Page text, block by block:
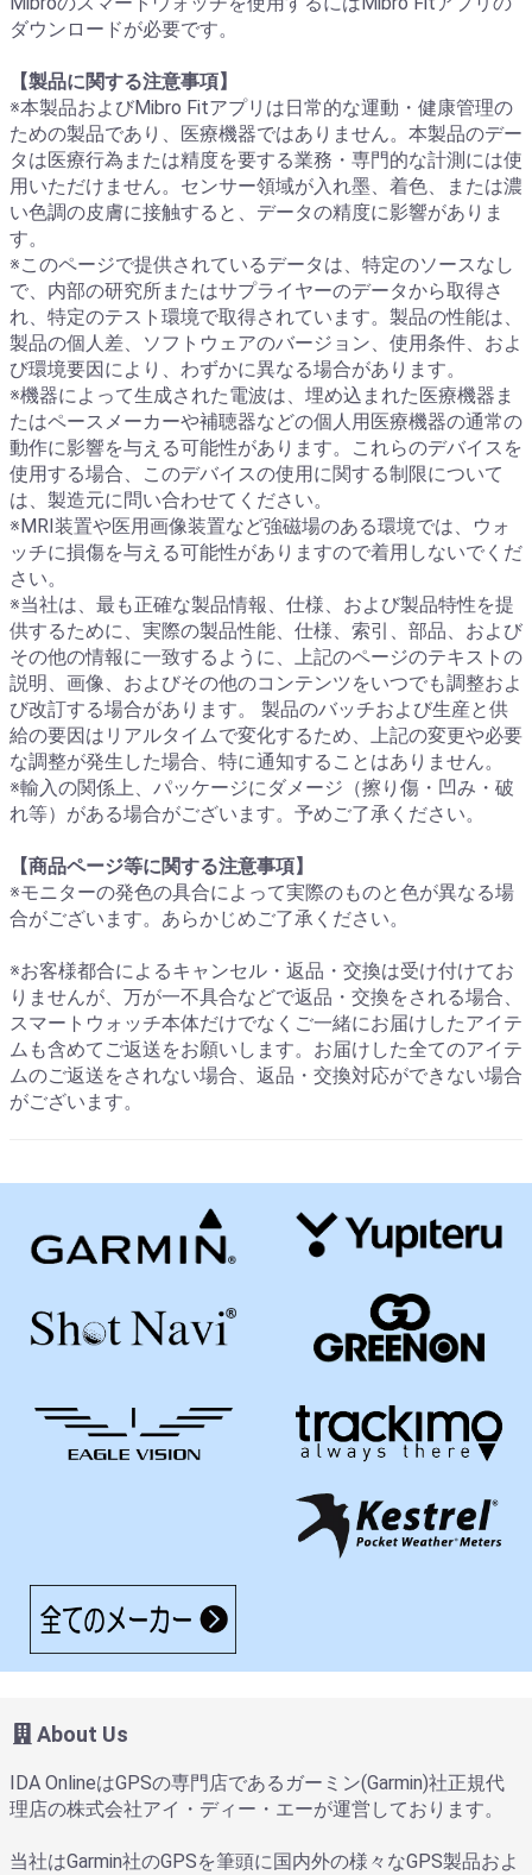
ダウンロードが必要です。
【製品に関する注意事項】
※本製品およびMibro Fitアプリは日常的な運動・健康管理の
ための製品であり、医療機器ではありません。本製品のデー
タは医療行為または精度を要する業務・専門的な計測には使
用いただけません。センサー領域が入れ墨、着色、または濃
い色調の皮膚に接触すると、データの精度に影響がありま
す。
※このページで提供されているデータは、特定のソースなし
で、内部の研究所またはサプライヤーのデータから取得さ
れ、特定のテスト環境で取得されています。製品の性能は、
製品の個人差、ソフトウェアのバージョン、使用条件、およ
び環境要因により、わずかに異なる場合があります。
※機器によって生成された電波は、埋め込まれた医療機器ま
たはペースメーカーや補聴器などの個人用医療機器の通常の
動作に影響を与える可能性があります。これらのデバイスを
使用する場合、このデバイスの使用に関する制限について
は、製造元に問い合わせてください。
※MRI装置や医用画像装置など強磁場のある環境では、ウォ
ッチに損傷を与える可能性がありますので着用しないでくだ
さい。
※当社は、最も正確な製品情報、仕様、および製品特性を提
供するために、実際の製品性能、仕様、索引、部品、および
その他の情報に一致するように、上記のページのテキストの
説明、画像、およびその他のコンテンツをいつでも調整およ
び改訂する場合があります。 製品のバッチおよび生産と供
給の要因はリアルタイムで変化するため、上記の変更や必要
な調整が発生した場合、特に通知することはありません。
※輸入の関係上、パッケージにダメージ（擦り傷・凹み・破
れ等）がある場合がございます。予めご了承ください。
【商品ページ等に関する注意事項】
※モニターの発色の具合によって実際のものと色が異なる場
合がございます。あらかじめご了承ください。
※お客様都合によるキャンセル・返品・交換は受け付けてお
りませんが、万が一不具合などで返品・交換をされる場合、
スマートウォッチ本体だけでなくご一緒にお届けしたアイテ
ムも含めてご返送をお願いします。お届けした全てのアイテ
ムのご返送をされない場合、返品・交換対応ができない場合
がございます。
About Us
IDA OnlineはGPSの専門店であるガーミン(Garmin)社正規代
理店の株式会社アイ・ディー・エーが運営しております。
当社はGarmin社のGPSを筆頭に国内外の様々なGPS製品およ